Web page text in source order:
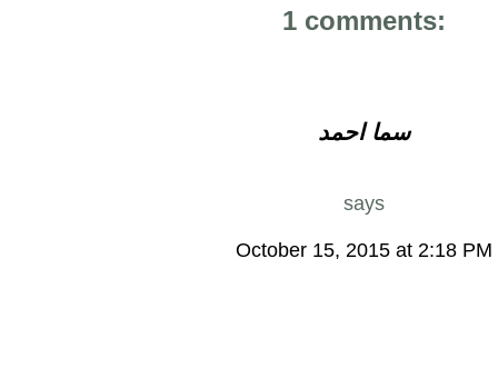
1 comments:
سما احمد
says
October 15, 2015 at 2:18 PM